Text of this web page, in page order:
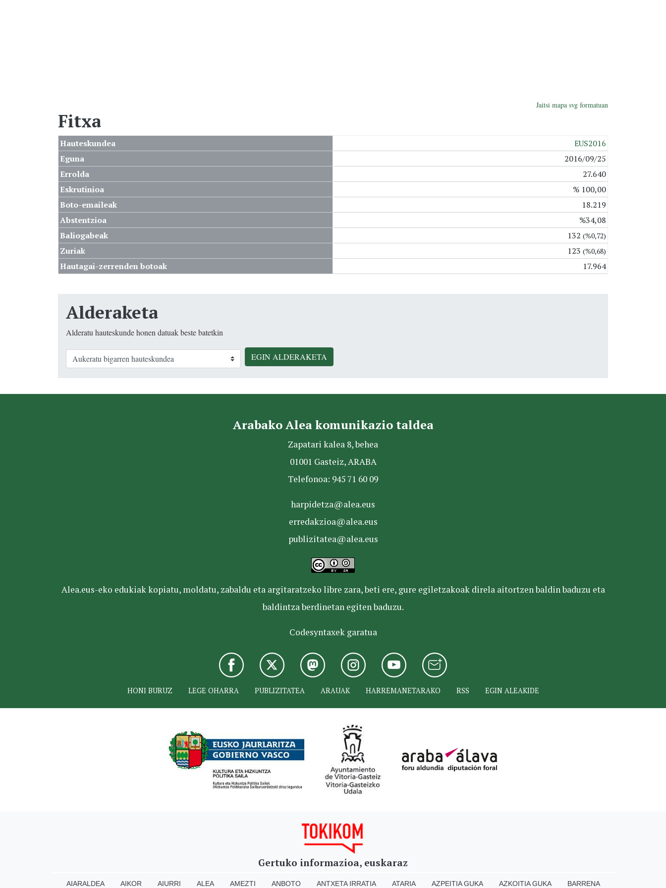
Jaitsi mapa svg formatuan
Fitxa
Hauteskundea
EUS2016
Eguna
2016/09/25
Errolda
27.640
Eskrutinioa
% 100,00
Boto-emaileak
18.219
Abstentzioa
%34,08
Baliogabeak
132 (%0,72)
Zuriak 123 (%0,68)
Hautagai-zerrenden botoak 17.964
Alderaketa
Alderatu hauteskunde honen datuak beste batetkin
EGIN ALDERAKETA
Arabako Alea komunikazio taldea
Zapatari kalea 8, behea
01001 Gasteiz, ARABA
Telefonoa: 945 71 60 09
harpidetza@alea.eus
erredakzioa@alea.eus
publizitatea@alea.eus
Alea.eus-eko edukiak kopiatu, moldatu, zabaldu eta argitaratzeko libre zara, beti ere, gure egiletzakoak direla aitortzen baldin baduzu eta
baldintza berdinetan egiten baduzu.
Codesyntaxek garatua
HONI BURUZ LEGE OHARRA PUBLIZITATEA ARAUAK HARREMANETARAKO RSS EGIN ALEAKIDE
Gertuko informazioa, euskaraz
AIARALDEA AIKOR AIURRI ALEA AMEZTI ANBOTO ANTXETA IRRATIA ATARIA AZPEITIA GUKA AZKOITIA GUKA BARRENA